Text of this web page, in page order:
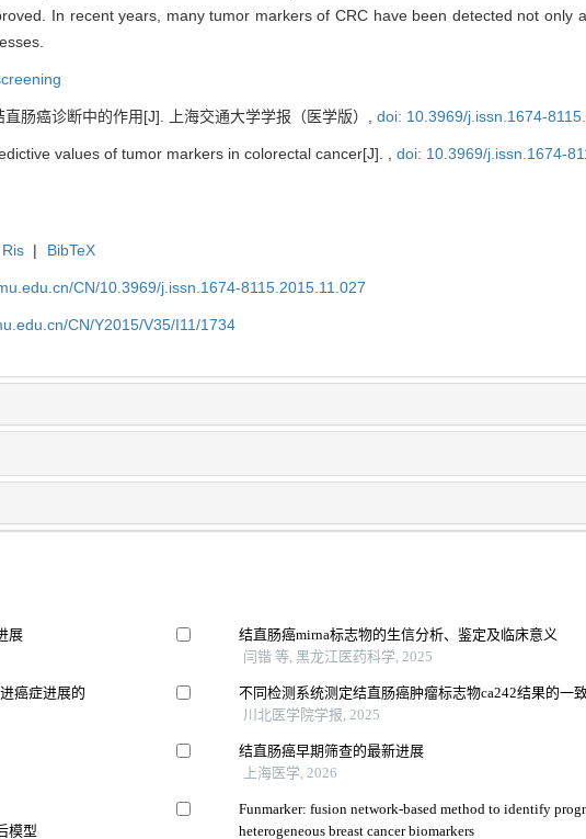
In recent years, many tumor markers of CRC have been detected not only
肠癌诊断中的作用[J]. 上海交通大学学报（医学版）, doi: 10.3969/j.issn.1674-
values of tumor markers in colorectal cancer[J]. , doi: 10.3969/j.issn.1674-
Ris | BibTeX
CN/10.3969/j.issn.1674-8115.2015.11.027
CN/Y2015/V35/I11/1734
展
癌症进展的
模型
结直肠癌mirna标志物的生信分析、鉴定及临床意义
闫锴 等, 黑龙江医药科学, 2025
不同检测系统测定结直肠癌肿瘤标志物ca242结果的一
川北医学院学报, 2025
结直肠癌早期筛查的最新进展
上海医学, 2026
Funmarker: fusion network-based method to identify
heterogeneous breast cancer biomarkers